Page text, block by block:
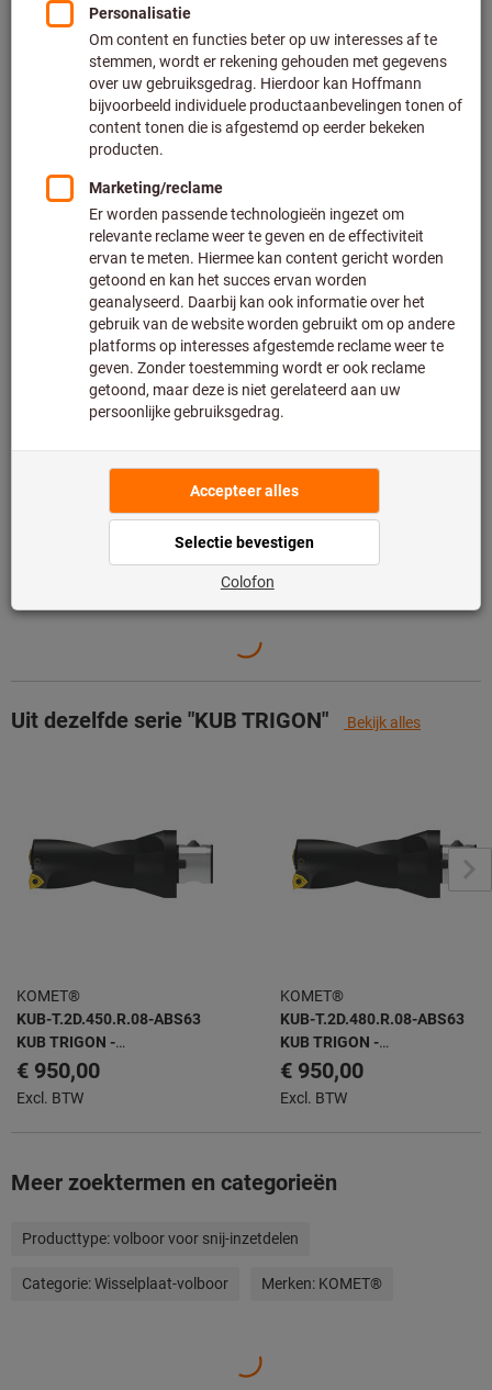
/ aanmelding.
Geschatte levertijd: 2-3 weken
Let op de langere levertijd en beperkt advies:
Doordat het niet tot ons hoofdassortiment behoort en
daardoor niet bij ons op voorraad is, bestellen wij dit
artikel voor u rechtstreeks bij de fabrikant.Info
Toevoegen aan wenslijst
Omschrijving
Uit dezelfde serie "KUB TRIGON" Bekijk alles
KOMET®
KUB-T.2D.450.R.08-ABS63
KUB TRIGON -
WISSELPLAATBOOR
€ 950,00
Excl. BTW
KOMET®
KUB-T.2D.480.R.08-ABS63
KUB TRIGON -
WISSELPLAATBOOR
€ 950,00
Excl. BTW
Meer zoektermen en categorieën
Producttype:volboor voor snij-inzetdelen
Categorie:Wisselplaat-volboor Merken: KOMET®